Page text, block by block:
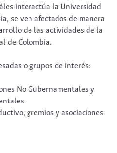
interactúa la Universidad
se ven afectados de manera
de las actividades de la
de Colombia.
o grupos de interés:
No Gubernamentales y
gremios y asociaciones